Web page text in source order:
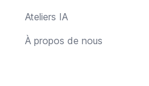
Ateliers IA
À propos de nous